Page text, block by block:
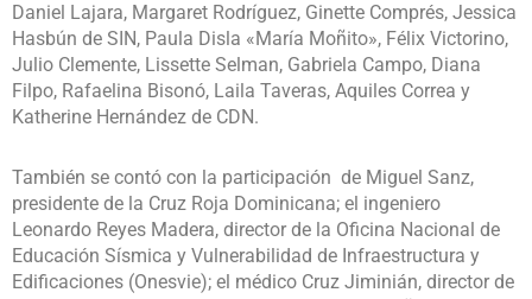
Daniel Lajara, Margaret Rodríguez, Ginette Comprés, Jessica
Hasbún de SIN, Paula Disla «María Moñito», Félix Victorino,
Julio Clemente, Lissette Selman, Gabriela Campo, Diana
Filpo, Rafaelina Bisonó, Laila Taveras, Aquiles Correa y
Katherine Hernández de CDN.
También se contó con la participación de Miguel Sanz,
presidente de la Cruz Roja Dominicana; el ingeniero
Leonardo Reyes Madera, director de la Oficina Nacional de
Educación Sísmica y Vulnerabilidad de Infraestructura y
Edificaciones (Onesvie); el médico Cruz Jiminián, director de